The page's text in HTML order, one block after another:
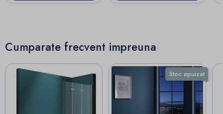
Cumparate frecvent impreuna
Stoc epuizat